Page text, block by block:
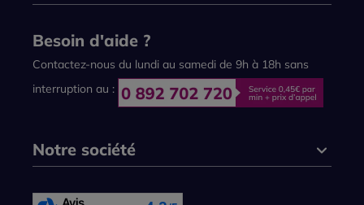
Besoin d'aide ?
Contactez-nous du lundi au samedi de 9h à 18h sans
interruption au :
Notre société